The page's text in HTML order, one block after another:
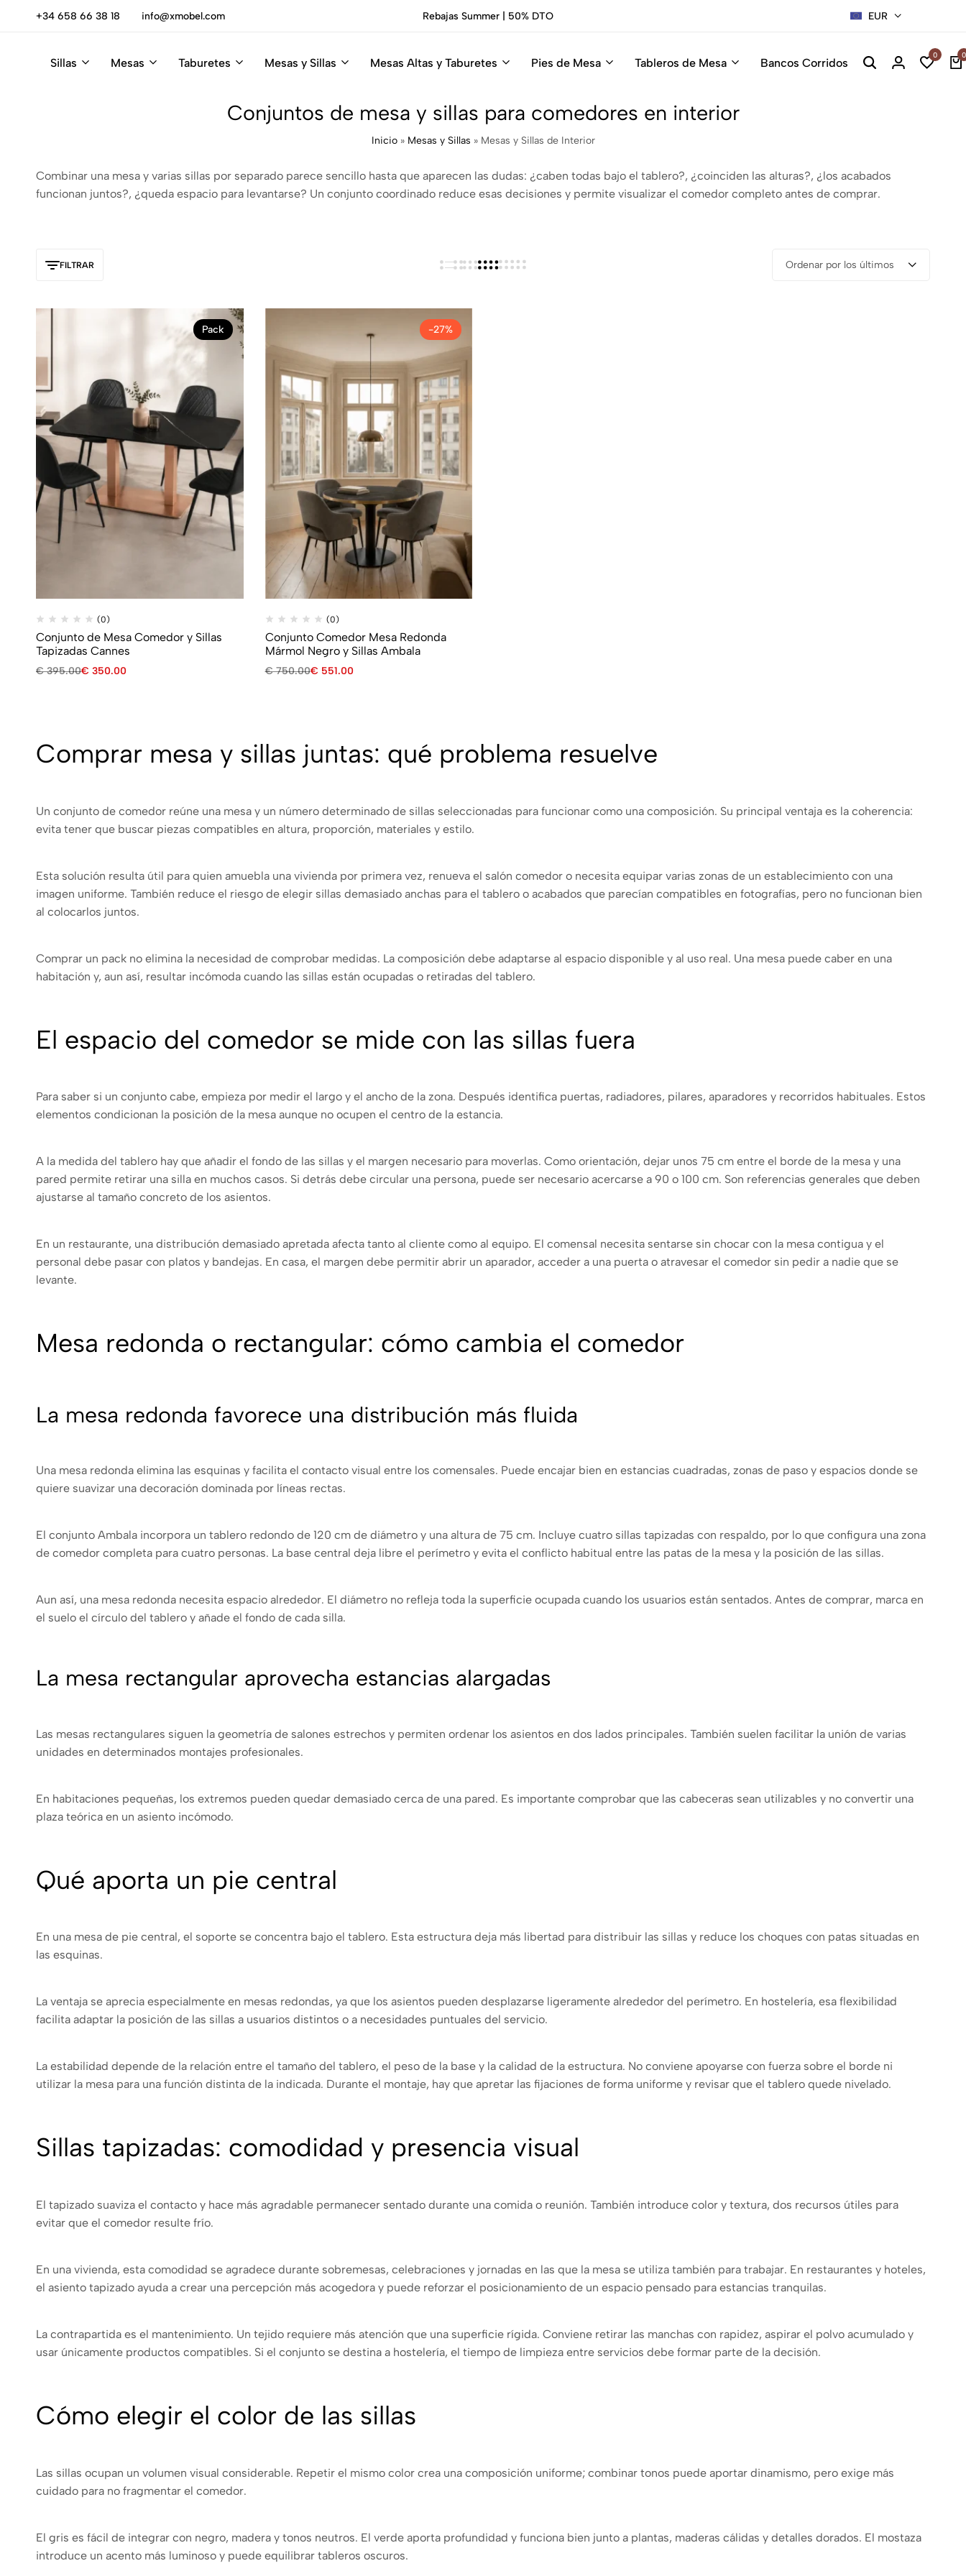
+34 658 66 38 18 info@xmobel.com Rebajas Summer | 50% DTO EUR
Sillas Mesas Taburetes Mesas y Sillas Mesas Altas y Taburetes Pies de Mesa Tableros de Mesa Bancos Corridos
0 0
Conjuntos de mesa y sillas para comedores en interior
Inicio» Mesas y Sillas » Mesas y Sillas de Interior
Combinar una mesa y varias sillas por separado parece sencillo hasta que aparecen las dudas: ¿caben todas bajo el tablero?, ¿coinciden las alturas?, ¿los acabados
funcionan juntos?, ¿queda espacio para levantarse? Un conjunto coordinado reduce esas decisiones y permite visualizar el comedor completo antes de comprar.
FILTRAR Ordenar por los últimos
Pack
(0)
Conjunto de Mesa Comedor y Sillas
Tapizadas Cannes
€395.00€ 350.00
-27%
(0)
Conjunto Comedor Mesa Redonda
Mármol Negro y Sillas Ambala
€750.00€ 551.00
Comprar mesa y sillas juntas: qué problema resuelve
Un conjunto de comedor reúne una mesa y un número determinado de sillas seleccionadas para funcionar como una composición. Su principal ventaja es la coherencia:
evita tener que buscar piezas compatibles en altura, proporción, materiales y estilo.
Esta solución resulta útil para quien amuebla una vivienda por primera vez, renueva el salón comedor o necesita equipar varias zonas de un establecimiento con una
imagen uniforme. También reduce el riesgo de elegir sillas demasiado anchas para el tablero o acabados que parecían compatibles en fotografías, pero no funcionan bien
al colocarlos juntos.
Comprar un pack no elimina la necesidad de comprobar medidas. La composición debe adaptarse al espacio disponible y al uso real. Una mesa puede caber en una
habitación y, aun así, resultar incómoda cuando las sillas están ocupadas o retiradas del tablero.
El espacio del comedor se mide con las sillas fuera
Para saber si un conjunto cabe, empieza por medir el largo y el ancho de la zona. Después identifica puertas, radiadores, pilares, aparadores y recorridos habituales. Estos
elementos condicionan la posición de la mesa aunque no ocupen el centro de la estancia.
A la medida del tablero hay que añadir el fondo de las sillas y el margen necesario para moverlas. Como orientación, dejar unos 75 cm entre el borde de la mesa y una
pared permite retirar una silla en muchos casos. Si detrás debe circular una persona, puede ser necesario acercarse a 90 o 100 cm. Son referencias generales que deben
ajustarse al tamaño concreto de los asientos.
En un restaurante, una distribución demasiado apretada afecta tanto al cliente como al equipo. El comensal necesita sentarse sin chocar con la mesa contigua y el
personal debe pasar con platos y bandejas. En casa, el margen debe permitir abrir un aparador, acceder a una puerta o atravesar el comedor sin pedir a nadie que se
levante.
Mesa redonda o rectangular: cómo cambia el comedor
La mesa redonda favorece una distribución más fluida
Una mesa redonda elimina las esquinas y facilita el contacto visual entre los comensales. Puede encajar bien en estancias cuadradas, zonas de paso y espacios donde se
quiere suavizar una decoración dominada por líneas rectas.
El conjunto Ambala incorpora un tablero redondo de 120 cm de diámetro y una altura de 75 cm. Incluye cuatro sillas tapizadas con respaldo, por lo que configura una zona
de comedor completa para cuatro personas. La base central deja libre el perímetro y evita el conflicto habitual entre las patas de la mesa y la posición de las sillas.
Aun así, una mesa redonda necesita espacio alrededor. El diámetro no refleja toda la superficie ocupada cuando los usuarios están sentados. Antes de comprar, marca en
el suelo el círculo del tablero y añade el fondo de cada silla.
La mesa rectangular aprovecha estancias alargadas
Las mesas rectangulares siguen la geometría de salones estrechos y permiten ordenar los asientos en dos lados principales. También suelen facilitar la unión de varias
unidades en determinados montajes profesionales.
En habitaciones pequeñas, los extremos pueden quedar demasiado cerca de una pared. Es importante comprobar que las cabeceras sean utilizables y no convertir una
plaza teórica en un asiento incómodo.
Qué aporta un pie central
En una mesa de pie central, el soporte se concentra bajo el tablero. Esta estructura deja más libertad para distribuir las sillas y reduce los choques con patas situadas en
las esquinas.
La ventaja se aprecia especialmente en mesas redondas, ya que los asientos pueden desplazarse ligeramente alrededor del perímetro. En hostelería, esa flexibilidad
facilita adaptar la posición de las sillas a usuarios distintos o a necesidades puntuales del servicio.
La estabilidad depende de la relación entre el tamaño del tablero, el peso de la base y la calidad de la estructura. No conviene apoyarse con fuerza sobre el borde ni
utilizar la mesa para una función distinta de la indicada. Durante el montaje, hay que apretar las fijaciones de forma uniforme y revisar que el tablero quede nivelado.
Sillas tapizadas: comodidad y presencia visual
El tapizado suaviza el contacto y hace más agradable permanecer sentado durante una comida o reunión. También introduce color y textura, dos recursos útiles para
evitar que el comedor resulte frío.
En una vivienda, esta comodidad se agradece durante sobremesas, celebraciones y jornadas en las que la mesa se utiliza también para trabajar. En restaurantes y hoteles,
el asiento tapizado ayuda a crear una percepción más acogedora y puede reforzar el posicionamiento de un espacio pensado para estancias tranquilas.
La contrapartida es el mantenimiento. Un tejido requiere más atención que una superficie rígida. Conviene retirar las manchas con rapidez, aspirar el polvo acumulado y
usar únicamente productos compatibles. Si el conjunto se destina a hostelería, el tiempo de limpieza entre servicios debe formar parte de la decisión.
Cómo elegir el color de las sillas
Las sillas ocupan un volumen visual considerable. Repetir el mismo color crea una composición uniforme; combinar tonos puede aportar dinamismo, pero exige más
cuidado para no fragmentar el comedor.
El gris es fácil de integrar con negro, madera y tonos neutros. El verde aporta profundidad y funciona bien junto a plantas, maderas cálidas y detalles dorados. El mostaza
introduce un acento más luminoso y puede equilibrar tableros oscuros.